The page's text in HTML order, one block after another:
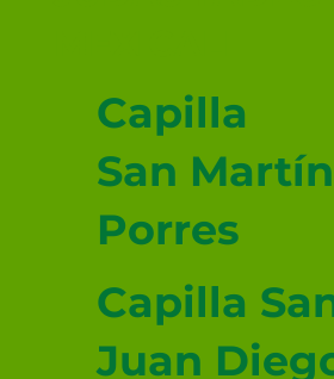
Capilla
San
Porres
Capilla
Juan